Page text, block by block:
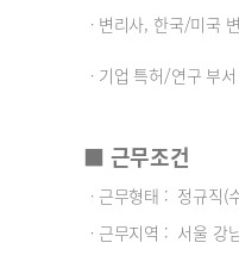
ㆍ변리사, 한국/미국
ㆍ기업 특허/연구 부
■ 근무조건
ㆍ근무형태 : 정규직(
ㆍ근무지역 : 서울 강